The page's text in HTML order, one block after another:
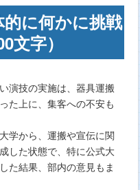
に何かに挑戦
字）
演技の実施は、器具運搬
た上に、集客への不安も
学から、運搬や宣伝に関
した状態で、特に公式大
た結果、部内の意見もま